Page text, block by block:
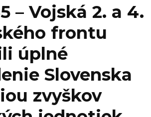
– Vojská 2. a 4.
frontu
úplné
Slovenska
zvyškov